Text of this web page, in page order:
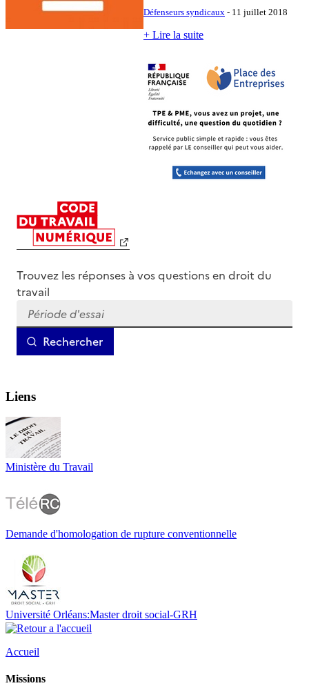
Défenseurs syndicaux - 11 juillet 2018
+ Lire la suite
Liens
Ministère du Travail
Demande d'homologation de rupture conventionnelle
Université Orléans:Master droit social-GRH
Accueil
Missions